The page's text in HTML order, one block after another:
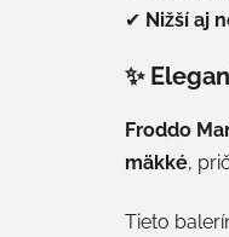
✔ Nižší aj
✨
Froddo
mäkké,
Tieto